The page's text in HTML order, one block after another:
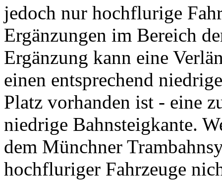
jedoch nur hochflurige
Ergänzungen im Bereich
Ergänzung kann eine
einen entsprechend
Platz vorhanden ist - eine
niedrige Bahnsteigkante.
dem Münchner
hochfluriger Fahrzeuge